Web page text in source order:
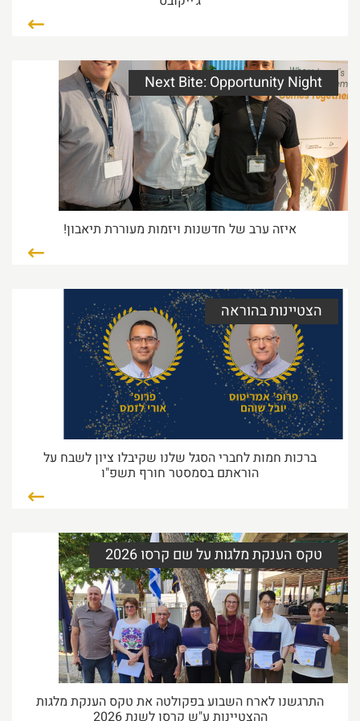
כולנו נרגשים וגאים לבשר, שבעז מזרחי הוא מהיום
08/07/2026 32:55 קרא עוד...
ברכות למור משה על זכייתה ביום המחקר
הטכניוני ע"ש ג'ייקובס
נרגשים וגאים מאוד במור משה, מאסטרנטית מהמעבדה
של פרופ"ח רועי
06/07/2026 00:18 קרא עוד...
Next Bite: Opportunity Night
איזה ערב של חדשנות ויזמות מעוררת תיאבון! האירוע
Next Bite:
30/06/2026 49:37 קרא עוד...
הצטיינות בהוראה
ברכות חמות לפרופ' אמריטוס יובל שוהם ולפרופ' אורי
טקס הענקת מלגות על שם קרסו 2026
התרגשנו לארח השבוע בפקולטה את טקס הענקת
מלגות ההצטיינות ע"ש
18/06/2026 47:20 קרא עוד...
Next Bite: Opportunity Night
איזה ערב של חדשנות ויזמות מעוררת תיאבון!
הצטיינות בהוראה
ברכות חמות לחברי הסגל שלנו שקיבלו ציון לשבח על
הוראתם בסמסטר חורף תשפ"ו
טקס הענקת מלגות על שם קרסו 2026
התרגשנו לארח השבוע בפקולטה את טקס הענקת מלגות
ההצטיינות ע"ש קרסו לשנת 2026